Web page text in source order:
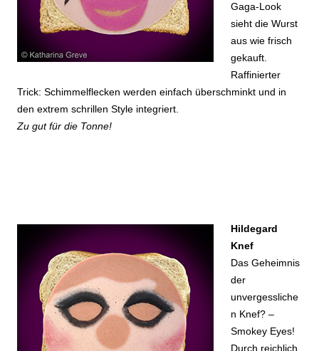
Gaga-Look
sieht die Wurst
aus wie frisch
gekauft.
Raffinierter
Trick: Schimmelflecken werden einfach überschminkt und in
den extrem schrillen Style integriert.
Zu gut für die Tonne!
Hildegard
Knef
Das Geheimnis
der
unvergessliche
n Knef? –
Smokey Eyes!
Durch reichlich